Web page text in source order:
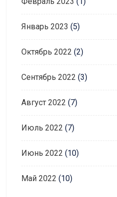
Январь 2023 (5)
Октябрь 2022 (2)
Сентябрь 2022 (3)
Август 2022 (7)
Июль 2022 (7)
Июнь 2022 (10)
Май 2022 (10)